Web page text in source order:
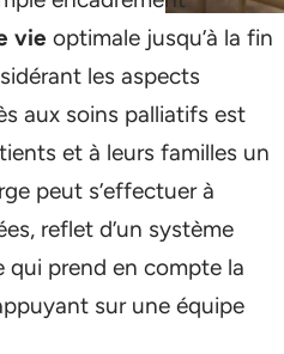
vie optimale jusqu’à la fin
les aspects
aux soins palliatifs est
et à leurs familles un
peut s’effectuer à
reflet d’un système
qui prend en compte la
sur une équipe